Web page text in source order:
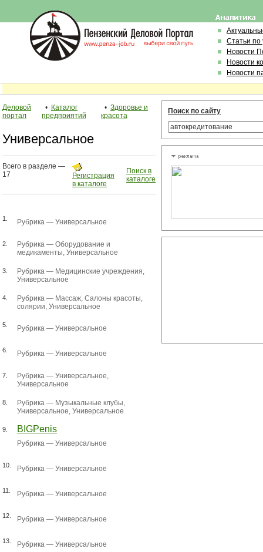
Статьи по
Новости
Новости
Новости
Деловой
портал
• Каталог
предприятий
• Здоровье и
красота
Универсальное
Всего в разделе —
17
Регистрация
в каталоге
Поиск в
каталоге
1. Рубрика — Универсальное
2. Рубрика — Оборудование и
медикаменты, Универсальное
3. Рубрика — Медицинские учреждения,
Универсальное
4. Рубрика — Массаж, Салоны красоты,
солярии, Универсальное
5. Рубрика — Универсальное
6. Рубрика — Универсальное
7. Рубрика — Универсальное,
Универсальное
8. Рубрика — Музыкальные клубы,
Универсальное, Универсальное
9. BIGPenis
Рубрика — Универсальное
10. Рубрика — Универсальное
11. Рубрика — Универсальное
12. Рубрика — Универсальное
13. Рубрика — Универсальное
Поиск по сайту